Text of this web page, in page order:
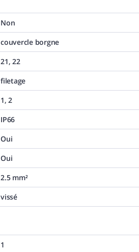
Non
couvercle borgne
21, 22
filetage
1, 2
IP66
Oui
Oui
2.5 mm²
vissé
1